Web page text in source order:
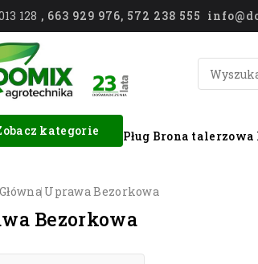
128 , 663 929 976, 572 238 555
kategorie Pług Brona talerzowa
Uprawa Bezorkowa
Bezorkowa